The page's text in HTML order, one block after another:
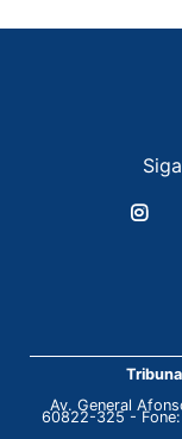
Av. General
60822-325 -